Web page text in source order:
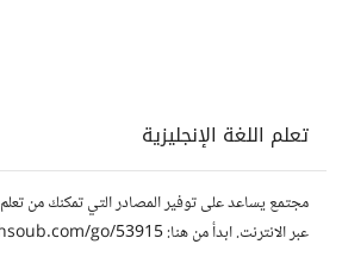
تعلم اللغة الإنجليزية
عبر الانترنت. ابدأ من هنا: https://io.hsoub.com/go/53915